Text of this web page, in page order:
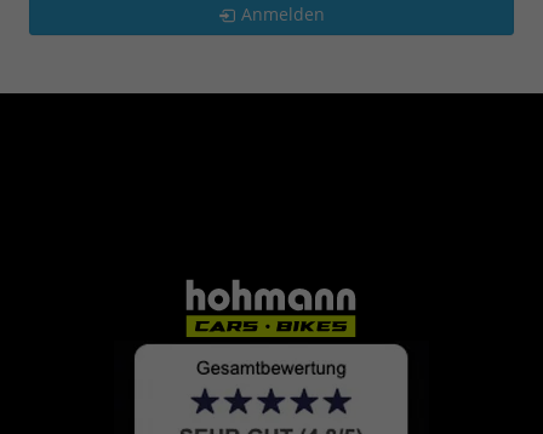
Anmelden